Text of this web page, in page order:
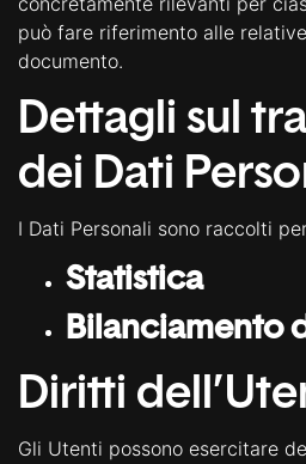
può fare riferimento alle
documento.
Dettagli sul
dei Dati
I Dati Personali sono raccolti
Statistica
Bilanciamento
Diritti
Gli Utenti possono esercitare